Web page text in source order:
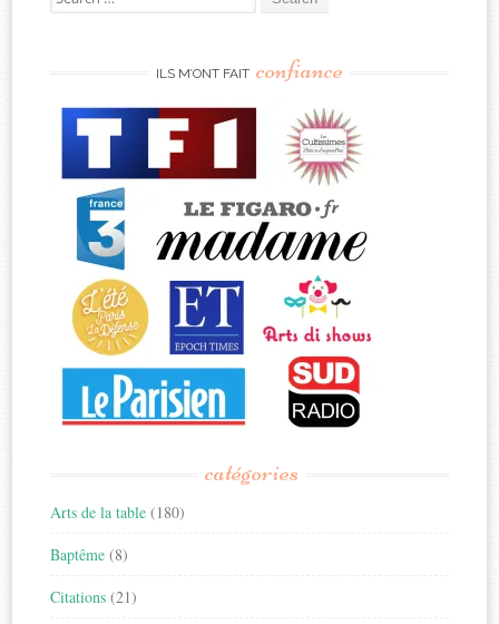
for:
ILS M’ONT FAIT confiance
catégories
Arts de la table (180)
Baptême (8)
Citations (21)